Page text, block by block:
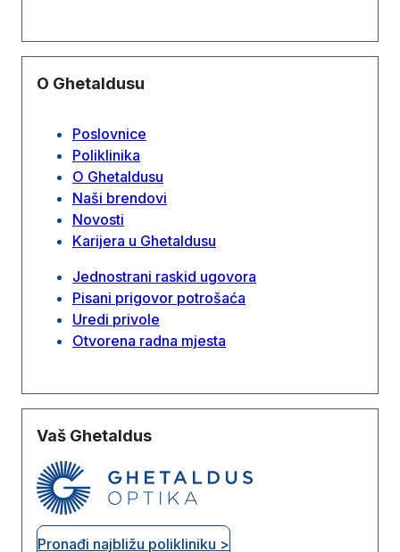
O Ghetaldusu
Poslovnice
Poliklinika
O Ghetaldusu
Naši brendovi
Novosti
Karijera u Ghetaldusu
Jednostrani raskid ugovora
Pisani prigovor potrošaća
Uredi privole
Otvorena radna mjesta
Vaš Ghetaldus
Pronađi najbližu polikliniku >